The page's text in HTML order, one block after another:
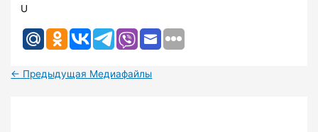
U
← Предыдущая Медиафайлы